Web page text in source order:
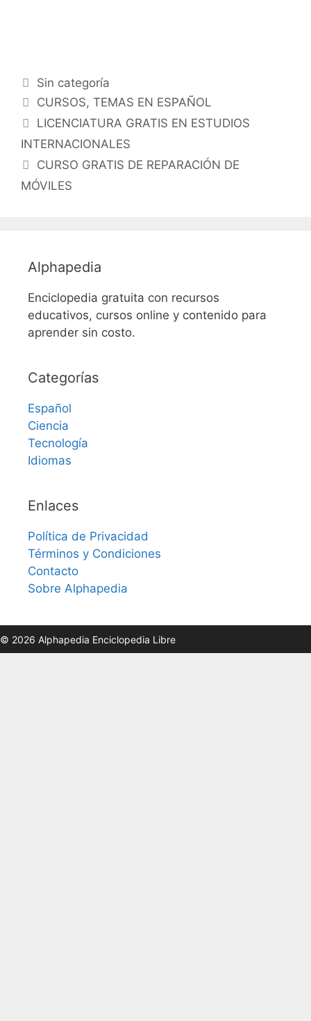
Categorías
Sin categoría
Etiquetas
CURSOS,TEMAS EN ESPAÑOL
LICENCIATURA GRATIS EN ESTUDIOS
INTERNACIONALES
CURSO GRATIS DE REPARACIÓN DE
MÓVILES
Alphapedia
Enciclopedia gratuita con recursos
educativos, cursos online y contenido para
aprender sin costo.
Categorías
Español
Ciencia
Tecnología
Idiomas
Enlaces
Política de Privacidad
Términos y Condiciones
Contacto
Sobre Alphapedia